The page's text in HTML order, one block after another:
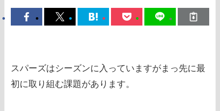
スパーズはシーズンに入っていますがまっ先に最
初に取り組む課題があります。